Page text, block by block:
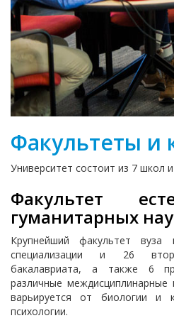
Факультеты и
Университет состоит из 7 школ
Факультет
гуманитарных
Крупнейший факультет вуза
специализации и 26
бакалавриата, а также 6
различные междисциплинарные
варьируется от биологии и
психологии.